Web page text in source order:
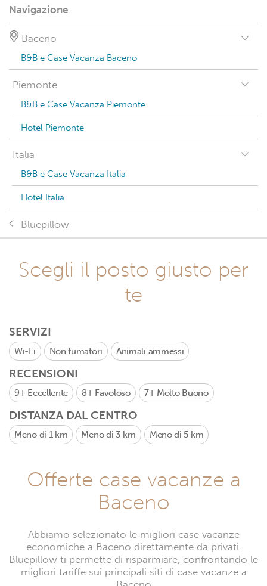
Navigazione
Baceno
B&B e Case Vacanza Baceno
Piemonte
B&B e Case Vacanza Piemonte
Hotel Piemonte
Italia
B&B e Case Vacanza Italia
Hotel Italia
Bluepillow
Scegli il posto giusto per
te
SERVIZI
Wi-Fi Non fumatori Animali ammessi
RECENSIONI
9+ Eccellente 8+ Favoloso 7+ Molto Buono
DISTANZA DAL CENTRO
Meno di 1 km Meno di 3 km Meno di 5 km
Offerte case vacanze a
Baceno
Abbiamo selezionato le migliori case vacanze
economiche a Baceno direttamente da privati.
Bluepillow ti permette di risparmiare, confrontando le
migliori tariffe sui principali siti di case vacanze a